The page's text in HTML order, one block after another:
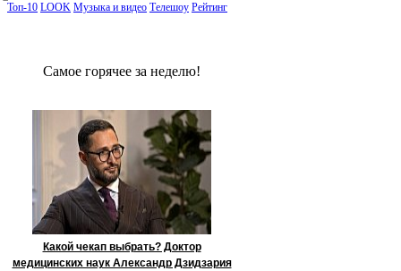
Топ-10 LOOK Музыка и видео Телешоу Рейтинг
Сaмое гoрячее за неделю!
Какой чекап выбрать? Доктор
медицинских наук Александр Дзидзария